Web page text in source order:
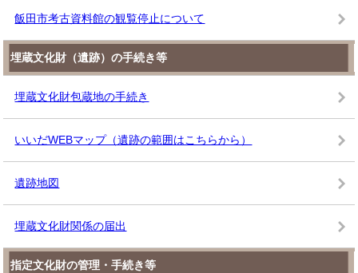
飯田市考古資料館の観覧停止について
埋蔵文化財（遺跡）の手続き等
埋蔵文化財包蔵地の手続き
いいだWEBマップ（遺跡の範囲はこちらから）
遺跡地図
埋蔵文化財関係の届出
指定文化財の管理・手続き等